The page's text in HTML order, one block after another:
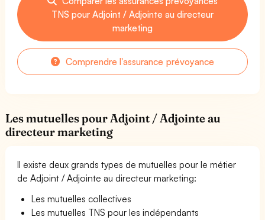
TNS pour Adjoint / Adjointe au directeur
marketing
Comprendre l'assurance prévoyance
Les mutuelles pour Adjoint / Adjointe au
directeur marketing
Il existe deux grands types de mutuelles pour le métier
de Adjoint / Adjointe au directeur marketing:
Les mutuelles collectives
Les mutuelles TNS pour les indépendants